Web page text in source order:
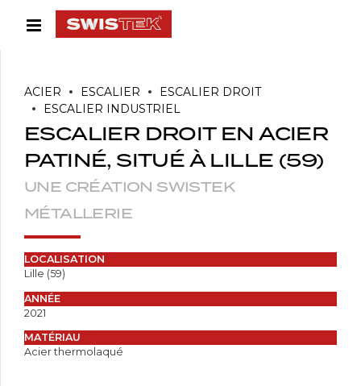
ACIER ESCALIER
ESCALIER DROIT
ESCALIER INDUSTRIEL
ESCALIER DROIT EN ACIER
PATINÉ, SITUÉ À LILLE (59)
UNE CRÉATION SWISTEK
MÉTALLERIE
LOCALISATION
Lille (59)
ANNÉE
2021
MATÉRIAU
Acier thermolaqué